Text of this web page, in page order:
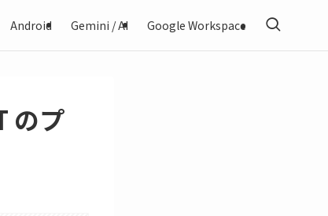
Android Gemini / AI Google Workspace
のプ